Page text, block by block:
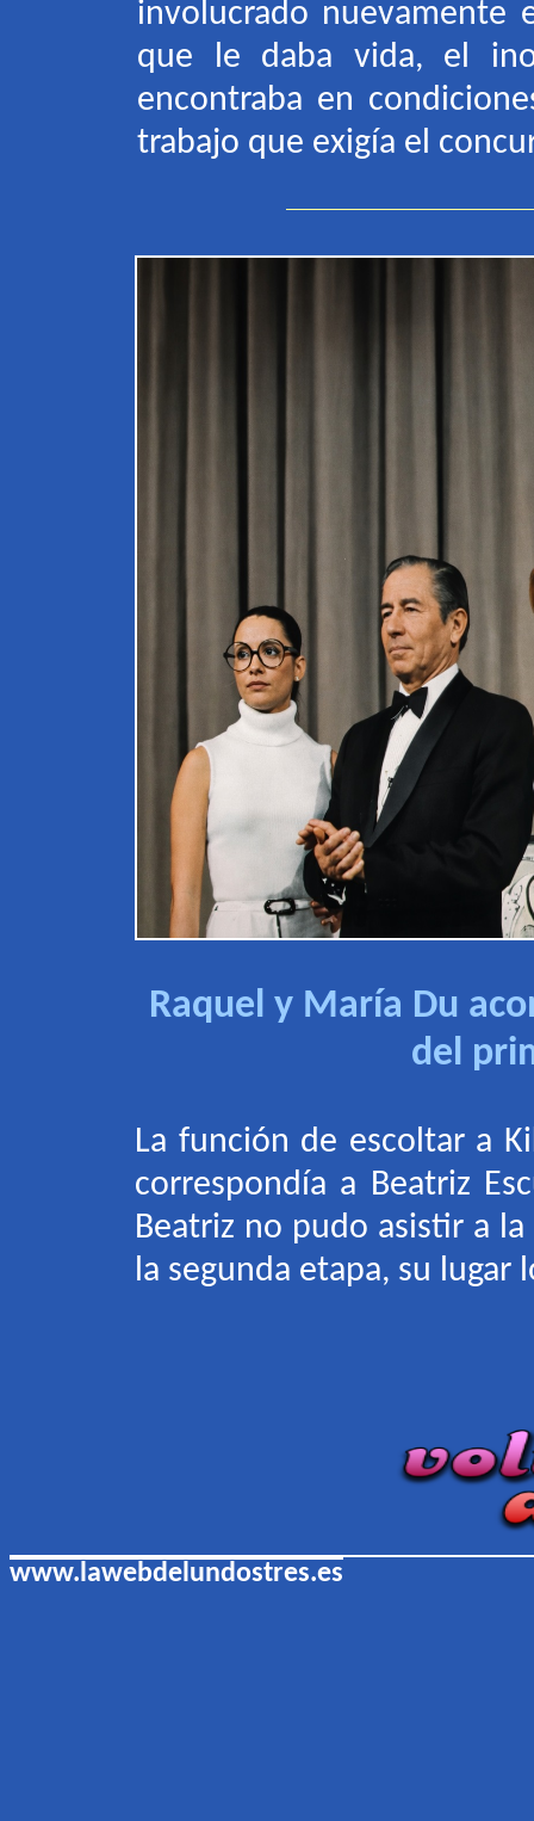
involucrado nuevamente
que le daba vida, el
encontraba en
trabajo que exigía el
Raquel y María Du
del
La función de escoltar a
correspondía a Beatriz
Beatriz no pudo asistir a
la segunda etapa, su lugar
www.lawebdelundostres.es